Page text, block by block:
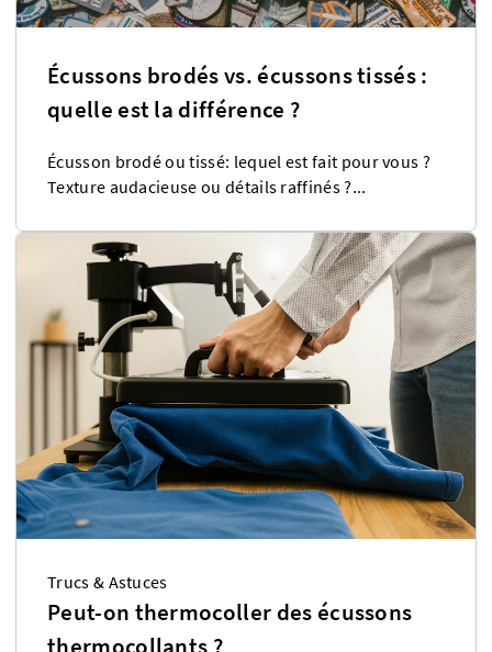
Écussons brodés vs. écussons tissés :
quelle est la différence ?
Écusson brodé ou tissé: lequel est fait pour vous ?
Texture audacieuse ou détails raffinés ?...
Trucs & Astuces
Peut-on thermocoller des écussons
thermocollants ?